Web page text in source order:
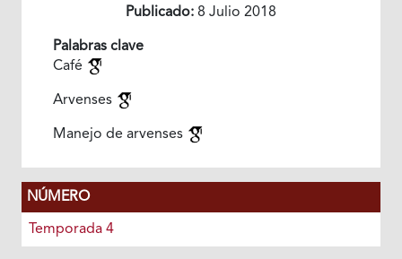
Publicado: 8 Julio 2018
Palabras clave
Café
Arvenses
Manejo de arvenses
NÚMERO
Temporada 4